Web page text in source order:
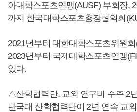
아대학스포츠연맹(AUSF) 부회장,
까지 한국대학스포츠총장협의회
2021년부터 대한대학스포츠위원
2023년부터 국제대학스포츠연맹
있다.
△산학협력단, 교외 연구비 수주 2
단국대 산학협력단이 2년 연속 교